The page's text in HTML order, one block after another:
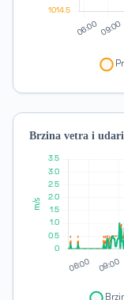
Brzina vetra i udari